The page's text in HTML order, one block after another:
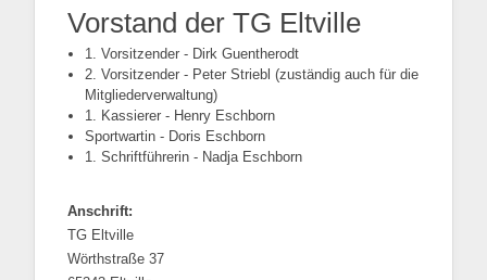
Vorstand der TG Eltville
1. Vorsitzender - Dirk Guentherodt
2. Vorsitzender - Peter Striebl (zuständig auch für die
Mitgliederverwaltung)
1. Kassierer - Henry Eschborn
Sportwartin - Doris Eschborn
1. Schriftführerin - Nadja Eschborn
Anschrift:
TG Eltville
Wörthstraße 37